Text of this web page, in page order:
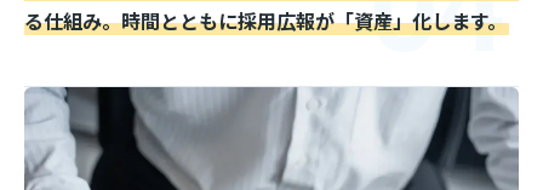
る仕組み。時間とともに採用広報が「資産」化します。